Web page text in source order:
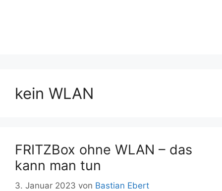
kein WLAN
FRITZBox ohne WLAN – das
kann man tun
3. Januar 2023 von Bastian Ebert